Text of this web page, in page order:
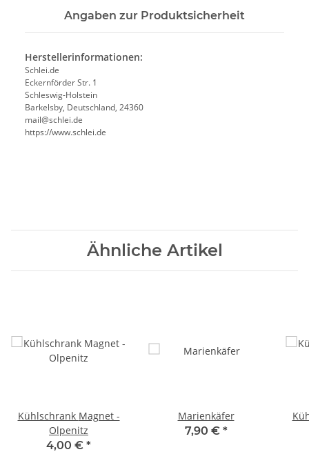
Angaben zur Produktsicherheit
Herstellerinformationen:
Schlei.de
Eckernförder Str. 1
Schleswig-Holstein
Barkelsby, Deutschland, 24360
mail@schlei.de
https://www.schlei.de
Ähnliche Artikel
Kühlschrank Magnet -
Olpenitz
4,00 € *
Marienkäfer
7,90 € *